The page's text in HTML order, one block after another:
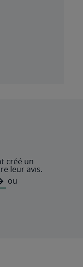
créé un
leur avis.
ou